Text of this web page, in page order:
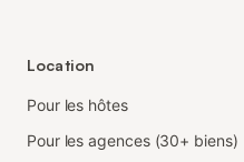
Location
Pour les hôtes
Pour les agences (30+ biens)